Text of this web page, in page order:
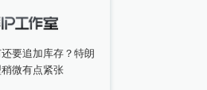
有元将军
知名经济学家、教育家
要追加库存？特朗
微有点紧张